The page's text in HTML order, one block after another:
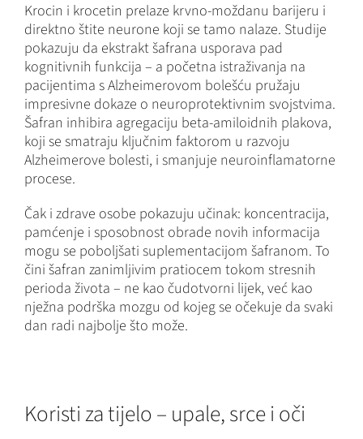
Krocin i krocetin prelaze krvno-moždanu barijeru i
direktno štite neurone koji se tamo nalaze. Studije
pokazuju da ekstrakt šafrana usporava pad
kognitivnih funkcija – a početna istraživanja na
pacijentima s Alzheimerovom bolešću pružaju
impresivne dokaze o neuroprotektivnim svojstvima.
Šafran inhibira agregaciju beta-amiloidnih plakova,
koji se smatraju ključnim faktorom u razvoju
Alzheimerove bolesti, i smanjuje neuroinflamatorne
procese.
Čak i zdrave osobe pokazuju učinak: koncentracija,
pamćenje i sposobnost obrade novih informacija
mogu se poboljšati suplementacijom šafranom. To
čini šafran zanimljivim pratiocem tokom stresnih
perioda života – ne kao čudotvorni lijek, već kao
nježna podrška mozgu od kojeg se očekuje da svaki
dan radi najbolje što može.
Koristi za tijelo – upale, srce i oči